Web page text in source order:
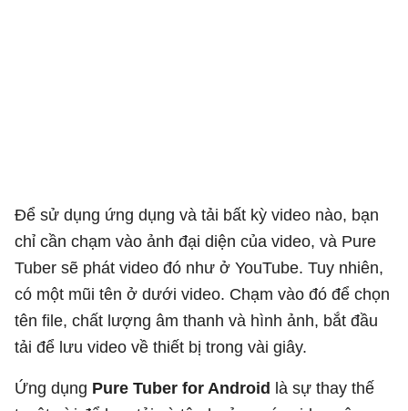
Để sử dụng ứng dụng và tải bất kỳ video nào, bạn
chỉ cần chạm vào ảnh đại diện của video, và Pure
Tuber sẽ phát video đó như ở YouTube. Tuy nhiên,
có một mũi tên ở dưới video. Chạm vào đó để chọn
tên file, chất lượng âm thanh và hình ảnh, bắt đầu
tải để lưu video về thiết bị trong vài giây.
Ứng dụng Pure Tuber for Android là sự thay thế